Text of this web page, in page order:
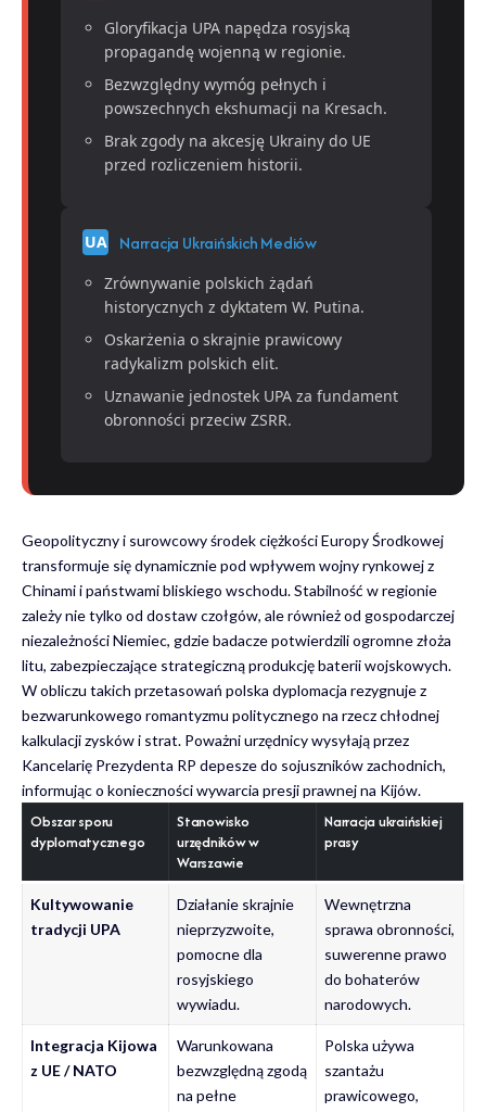
Gloryfikacja UPA napędza rosyjską
propagandę wojenną w regionie.
Bezwzględny wymóg pełnych i
powszechnych ekshumacji na Kresach.
Brak zgody na akcesję Ukrainy do UE
przed rozliczeniem historii.
UA Narracja Ukraińskich Mediów
Zrównywanie polskich żądań
historycznych z dyktatem W. Putina.
Oskarżenia o skrajnie prawicowy
radykalizm polskich elit.
Uznawanie jednostek UPA za fundament
obronności przeciw ZSRR.
Geopolityczny i surowcowy środek ciężkości Europy Środkowej
transformuje się dynamicznie pod wpływem wojny rynkowej z
Chinami i państwami bliskiego wschodu. Stabilność w regionie
zależy nie tylko od dostaw czołgów, ale również od gospodarczej
niezależności Niemiec, gdzie badacze potwierdziliogromne złoża
litu, zabezpieczające strategiczną produkcję baterii wojskowych.
W obliczu takich przetasowań polska dyplomacja rezygnuje z
bezwarunkowego romantyzmu politycznego na rzecz chłodnej
kalkulacji zysków i strat. Poważni urzędnicy wysyłają przez
Kancelarię Prezydenta RP depesze do sojuszników zachodnich,
informując o konieczności wywarcia presji prawnej na Kijów.
Obszar sporu
dyplomatycznego
Stanowisko
urzędników w
Warszawie
Narracja ukraińskiej
prasy
Kultywowanie
tradycji UPA
Działanie skrajnie
nieprzyzwoite,
pomocne dla
rosyjskiego
wywiadu.
Wewnętrzna
sprawa obronności,
suwerenne prawo
do bohaterów
narodowych.
Integracja Kijowa
z UE / NATO
Warunkowana
bezwzględną zgodą
na pełne
Polska używa
szantażu
prawicowego,